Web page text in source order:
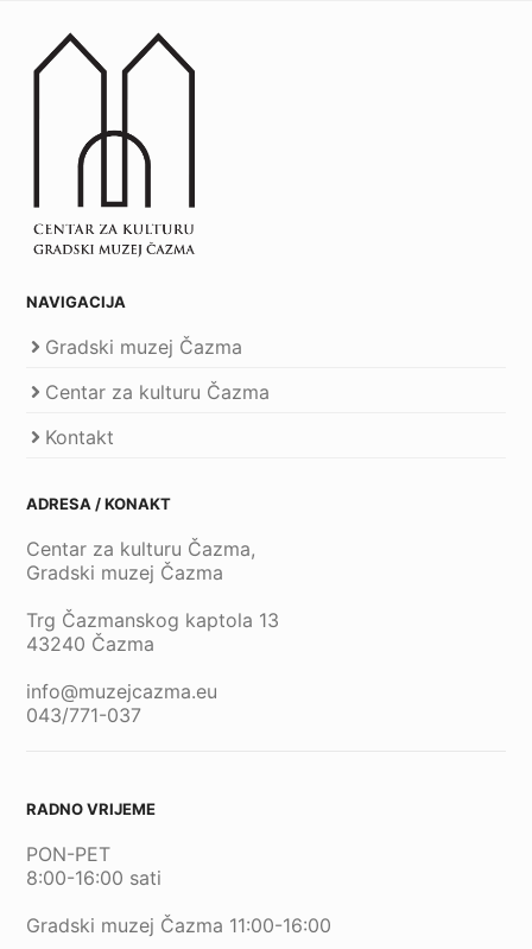
NAVIGACIJA
Gradski muzej Čazma
Centar za kulturu Čazma
Kontakt
ADRESA / KONAKT
Centar za kulturu Čazma,
Gradski muzej Čazma
Trg Čazmanskog kaptola 13
43240 Čazma
info@muzejcazma.eu
043/771-037
RADNO VRIJEME
PON-PET
8:00-16:00 sati
Gradski muzej Čazma 11:00-16:00